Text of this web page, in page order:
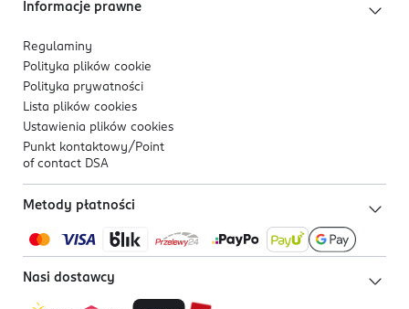
Informacje prawne
Regulaminy
Polityka plików cookie
Polityka prywatności
Lista plików cookies
Ustawienia plików cookies
Punkt kontaktowy/ Point
of contact DSA
Metody płatności
Nasi dostawcy